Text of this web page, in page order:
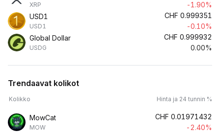
XRP
-1.90%
USD1
USD1
CHF 0.999351
-0.10%
Global Dollar
USDG
CHF 0.999932
0.00%
Trendaavat kolikot
Kolikko Hinta ja 24 tunnin %
MowCat
MOW
CHF 0.01971432
-2.40%